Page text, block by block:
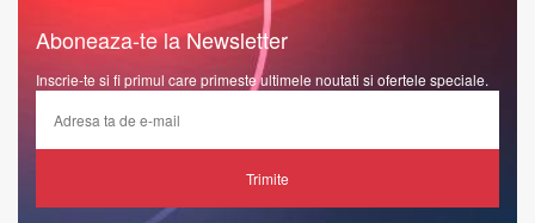
Aboneaza-te la Newsletter
Inscrie-te si fi primul care primeste ultimele noutati si ofertele speciale.
Trimite